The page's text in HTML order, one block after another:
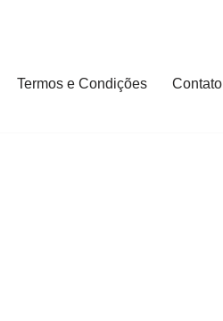
Termos e Condições
Contato